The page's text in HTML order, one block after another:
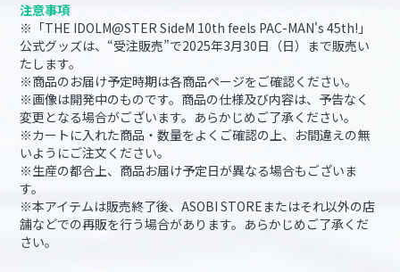
注意事項
※「THE IDOLM@STER SideM 10th feels PAC-MAN's 45th!」
公式グッズは、“受注販売”で2025年3月30日（日）まで販売い
たします。
※商品のお届け予定時期は各商品ページをご確認ください。
※画像は開発中のものです。商品の仕様及び内容は、予告なく
変更となる場合がございます。あらかじめご了承ください。
※カートに入れた商品・数量をよくご確認の上、お間違えの無
いようにご注文ください。
※生産の都合上、商品お届け予定日が異なる場合もございま
す。
※本アイテムは販売終了後、ASOBI STOREまたはそれ以外の店
舗などでの再販を行う場合があります。あらかじめご了承くだ
さい。